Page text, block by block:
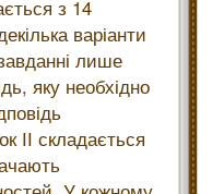
з 14
варіанти
лише
яку необхідно
ІІ складається